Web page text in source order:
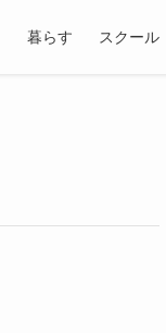
暮らす スクール